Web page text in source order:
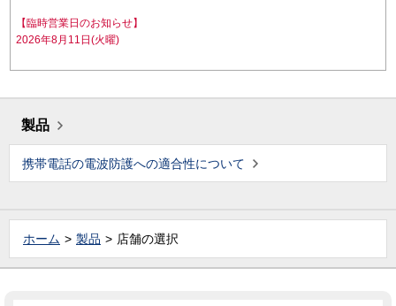
【臨時営業日のお知らせ】
2026年8月11日(火曜)
製品
携帯電話の電波防護への適合性について
ホーム 製品 店舗の選択